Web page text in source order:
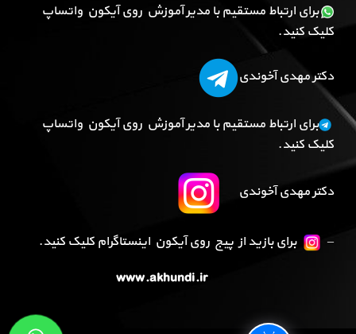
برای ارتباط مستقیم با مدیر آموزش روی آیکون واتساپ
کلیک کنید.
دکتر مهدی آخوندی
برای ارتباط مستقیم با مدیر آموزش روی آیکون واتساپ
کلیک کنید.
دکتر مهدی آخوندی
–
برای بازید از پیج روی آیکون اینستاگرام کلیک کنید.
www.akhundi.ir